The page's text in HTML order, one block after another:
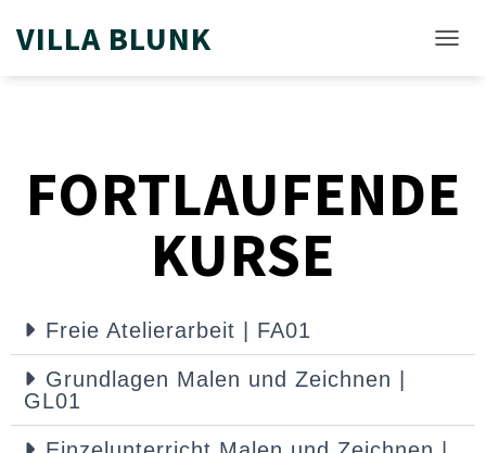
VILLA BLUNK
FORTLAUFENDE
KURSE
Freie Atelierarbeit | FA01
Grundlagen Malen und Zeichnen |
GL01